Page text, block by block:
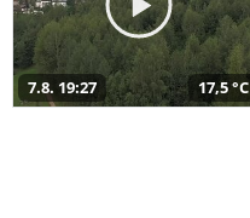
7.8. 19:27 17,5 °C